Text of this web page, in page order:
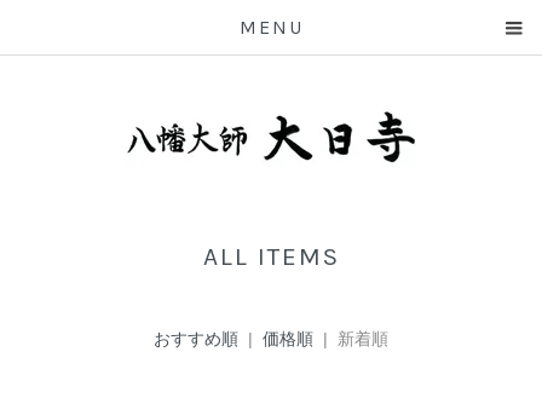
MENU
ALL ITEMS
おすすめ順 | 価格順 | 新着順